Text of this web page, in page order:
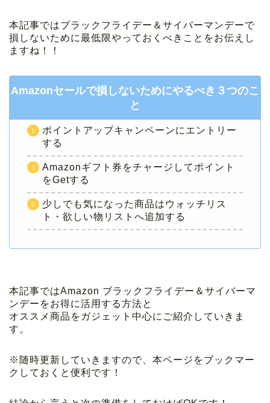
本記事ではブラックフライデー＆サイバーマンデーで
損しないために最低限やっておくべきことをお伝えし
ますね！！
Amazonセールで損しないためにやるべき３つのこ
と
ポイントアップキャンペーンにエントリー
する
Amazonギフト券をチャージしてポイント
をGetする
少しでも気になった商品はウォッチリス
ト・欲しい物リストへ追加する
本記事ではAmazon ブラックフライデー＆サイバーマ
ンデーをお得に活用する方法と
オススメ商品をガジェット中心にご紹介していきま
す。
※随時更新していきますので、本ページをブックマー
クしておくと便利です！